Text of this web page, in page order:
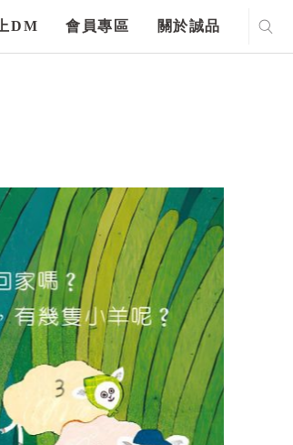
DM 會員專區 關於誠品